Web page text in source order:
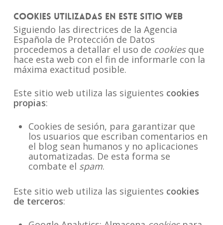
Cookies utilizadas en este sitio web
Siguiendo las directrices de la Agencia
Española de Protección de Datos
procedemos a detallar el uso de cookiesque
hace esta web con el fin de informarle con la
máxima exactitud posible.
Este sitio web utiliza las siguientes cookies
propias:
Cookies de sesión, para garantizar que
los usuarios que escriban comentarios en
el blog sean humanos y no aplicaciones
automatizadas. De esta forma se
combate el spam.
Este sitio web utiliza las siguientes cookies
de terceros: